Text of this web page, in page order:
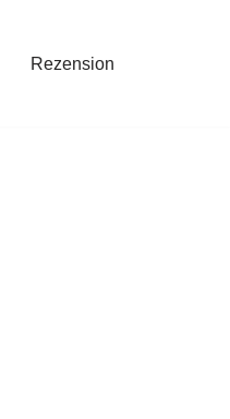
Rezension